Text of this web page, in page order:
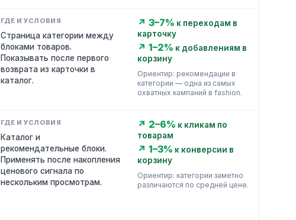
Страница категории между
блоками товаров.
Показывать после первого
возврата из карточки в
каталог.
↗ 3–7% к переходам в
карточку
↗ 1–2% к добавлениям в
корзину
Ориентир: рекомендации в
категории — одна из самых
охватных кампаний в fashion.
Каталог и
рекомендательные блоки.
Применять после накопления
ценового сигнала по
нескольким просмотрам.
↗ 2–6% к кликам по
товарам
↗ 1–3% к конверсии в
корзину
Ориентир: категории заметно
различаются по средней цене.